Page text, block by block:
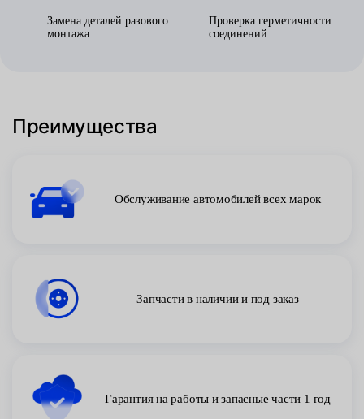
Замена деталей разового
монтажа
Проверка герметичности
соединений
Преимущества
Обслуживание автомобилей всех марок
Запчасти в наличии и под заказ
Гарантия на работы и запасные части 1 год